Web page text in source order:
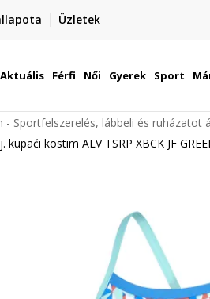
Üzletek
Szállítás Magyarország területén
Aktuális Férfi Női Gyerek Sport
- Sportfelszerelés, lábbeli és ruházatot
kupaći kostim ALV TSRP XBCK JF